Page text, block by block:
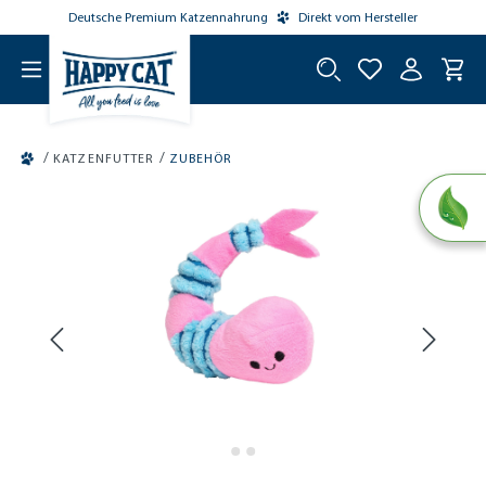
springen
Deutsche Premium Katzennahrung Direkt vom Hersteller
/ KATZENFUTTER / ZUBEHÖR